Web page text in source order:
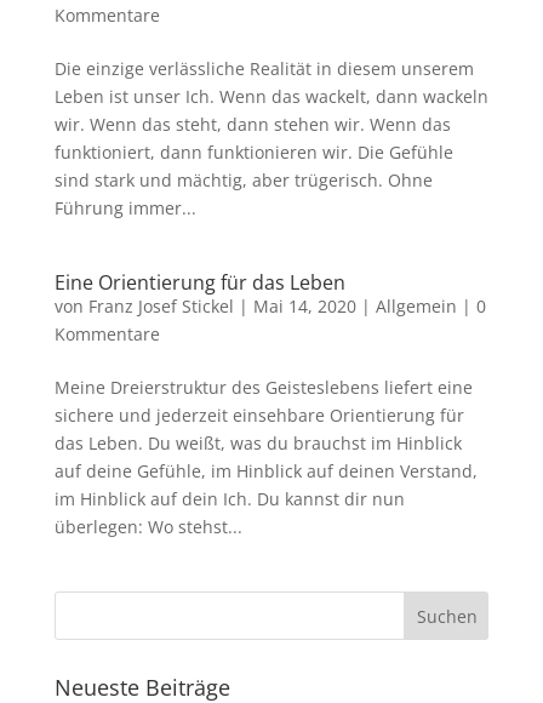
Kommentare
Die einzige verlässliche Realität in diesem unserem
Leben ist unser Ich. Wenn das wackelt, dann wackeln
wir. Wenn das steht, dann stehen wir. Wenn das
funktioniert, dann funktionieren wir. Die Gefühle
sind stark und mächtig, aber trügerisch. Ohne
Führung immer...
Eine Orientierung für das Leben
von Franz Josef Stickel | Mai 14, 2020| Allgemein | 0
Kommentare
Meine Dreierstruktur des Geisteslebens liefert eine
sichere und jederzeit einsehbare Orientierung für
das Leben. Du weißt, was du brauchst im Hinblick
auf deine Gefühle, im Hinblick auf deinen Verstand,
im Hinblick auf dein Ich. Du kannst dir nun
überlegen: Wo stehst...
Neueste Beiträge